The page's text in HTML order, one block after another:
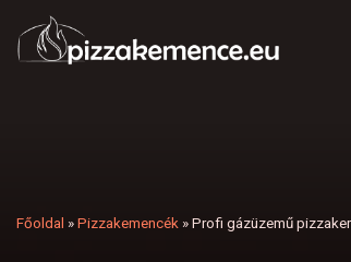
Főoldal »Pizzakemencék »Profi gázüzemű